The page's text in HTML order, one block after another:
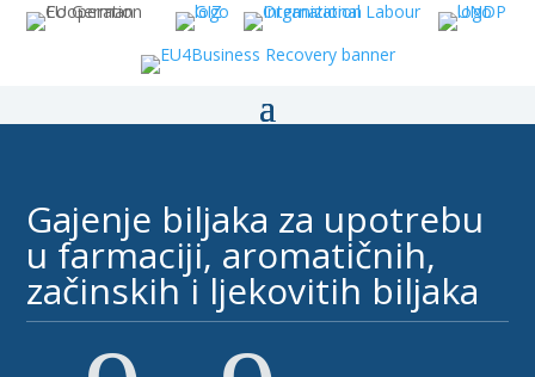
Gajenje biljaka za upotrebu
u farmaciji, aromatičnih,
začinskih i ljekovitih biljaka